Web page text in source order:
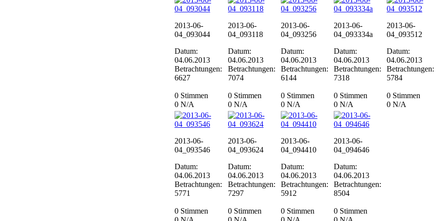
2013-06-
04_093044
Datum:
04.06.2013
Betrachtungen:
6627
0 Stimmen
0 N/A
2013-06-
04_093118
Datum:
04.06.2013
Betrachtungen:
7074
0 Stimmen
0 N/A
2013-06-
04_093256
Datum:
04.06.2013
Betrachtungen:
6144
0 Stimmen
0 N/A
2013-06-
04_093334a
Datum:
04.06.2013
Betrachtungen:
7318
0 Stimmen
0 N/A
2013-06-
04_093512
Datum:
04.06.2013
Betrachtungen:
5784
0 Stimmen
0 N/A
2013-06-
04_093546
Datum:
04.06.2013
Betrachtungen:
5771
0 Stimmen
2013-06-
04_093624
Datum:
04.06.2013
Betrachtungen:
7297
0 Stimmen
2013-06-
04_094410
Datum:
04.06.2013
Betrachtungen:
5912
0 Stimmen
2013-06-
04_094646
Datum:
04.06.2013
Betrachtungen:
8504
0 Stimmen